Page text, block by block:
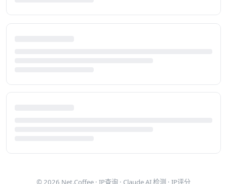
© 2026 Net.Coffee · IP查询 · Claude AI 检测 · IP评分